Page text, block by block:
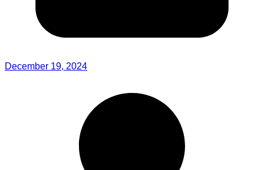
December 19, 2024